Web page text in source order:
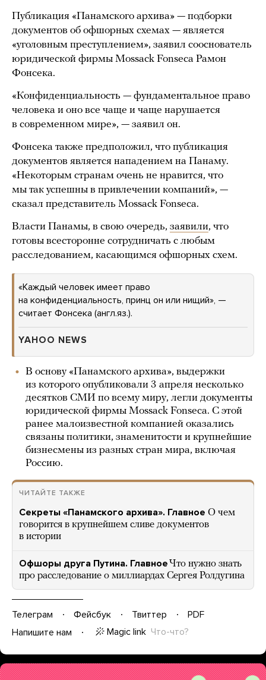
Публикация «Панамского архива» — подборки
документов об офшорных схемах — является
«уголовным преступлением», заявил сооснователь
юридической фирмы Mossack Fonseca Рамон
Фонсека.
«Конфиденциальность — фундаментальное право
человека и оно все чаще и чаще нарушается
в современном мире», — заявил он.
Фонсека также предположил, что публикация
документов является нападением на Панаму.
«Некоторым странам очень не нравится, что
мы так успешны в привлечении компаний», —
сказал представитель Mossack Fonseca.
Власти Панамы, в свою очередь, заявили, что
готовы всесторонне сотрудничать с любым
расследованием, касающимся офшорных схем.
«Каждый человек имеет право
на конфиденциальность, принц он или нищий», —
считает Фонсека (англ.яз.).
YAHOO NEWS
В основу «Панамского архива», выдержки
из которого опубликовали 3 апреля несколько
десятков СМИ по всему миру, легли документы
юридической фирмы Mossack Fonseca. С этой
ранее малоизвестной компанией оказались
связаны политики, знаменитости и крупнейшие
бизнесмены из разных стран мира, включая
Россию.
ЧИТАЙТЕ ТАКЖЕ
Секреты «Панамского архива». Главное О чем
говорится в крупнейшем сливе документов
в истории
Офшоры друга Путина. Главное Что нужно знать
про расследование о миллиардах Сергея Ролдугина
Телеграм Фейсбук Твиттер
PDF
Напишите нам
Magic link Что-что?